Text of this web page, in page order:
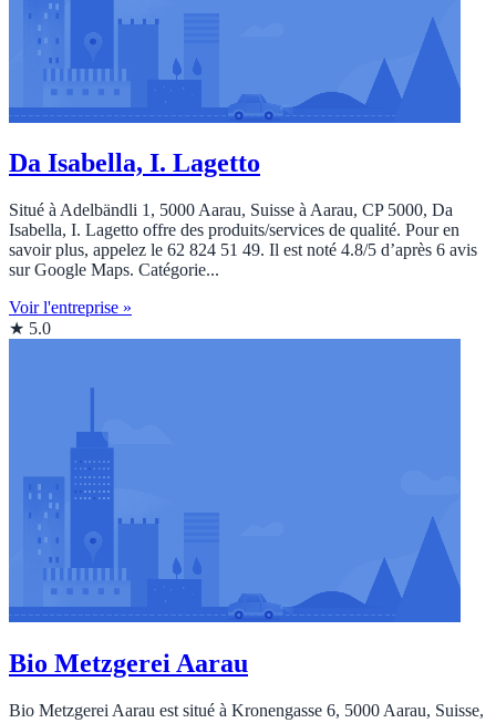
Da Isabella, I. Lagetto
Situé à Adelbändli 1, 5000 Aarau, Suisse à Aarau, CP 5000, Da
Isabella, I. Lagetto offre des produits/services de qualité. Pour en
savoir plus, appelez le 62 824 51 49. Il est noté 4.8/5 d’après 6 avis
sur Google Maps. Catégorie...
Voir l'entreprise »
★ 5.0
Bio Metzgerei Aarau
Bio Metzgerei Aarau est situé à Kronengasse 6, 5000 Aarau, Suisse,